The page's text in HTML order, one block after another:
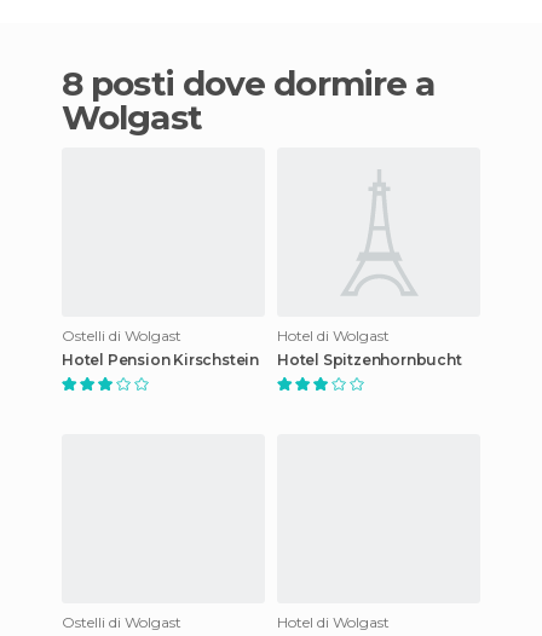
8 posti dove dormire a
Wolgast
Ostelli di Wolgast
Hotel Pension Kirschstein
Hotel di Wolgast
Hotel Spitzenhornbucht
Ostelli di Wolgast
Hotel di Wolgast